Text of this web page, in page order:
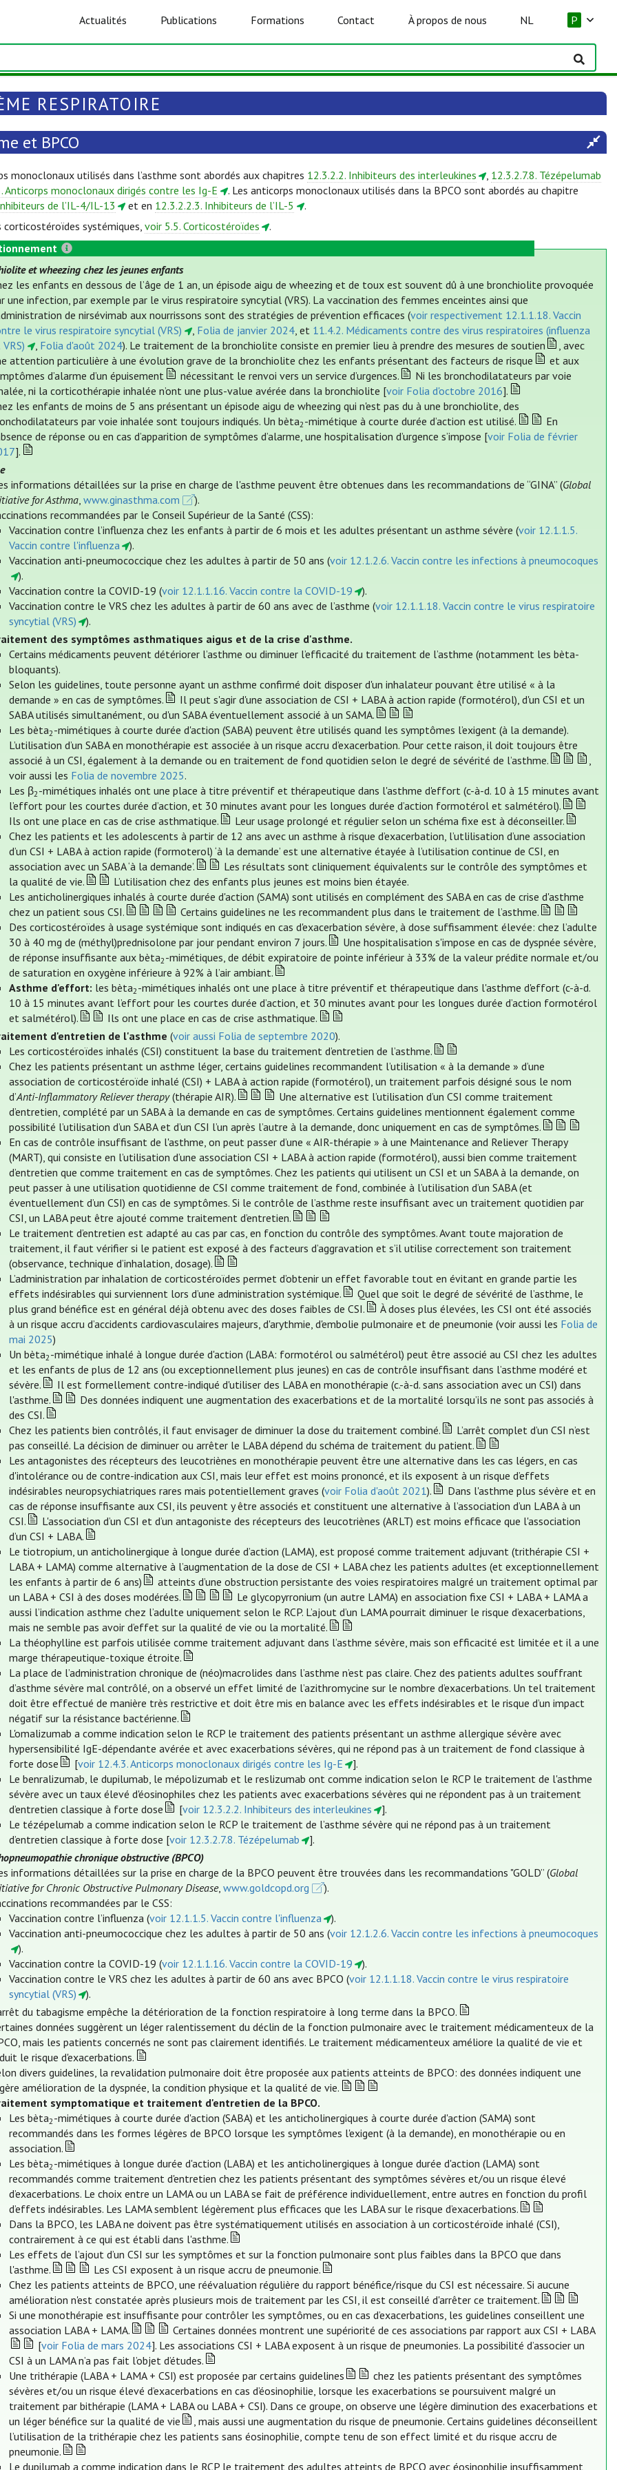
Actualités Publications Formations Contact À propos de nous NL P
RESPIRATOIRE
et BPCO
monoclonaux utilisés dans l’asthme sont abordés aux chapitres 12.3.2.2. Inhibiteurs des interleukines , 12.3.2.7.8. Tézépelumab
Anticorps monoclonaux dirigés contre les Ig-E
. Les anticorps monoclonaux utilisés dans la BPCO sont abordés au chapitre
de l’IL-4/IL-13
et en 12.3.2.2.3. Inhibiteurs de l’IL-5
.
corticostéroïdes systémiques, voir 5.5. Corticostéroïdes
.
et wheezing chez les jeunes enfants
les enfants en dessous de l’âge de 1 an, un épisode aigu de wheezing et de toux est souvent dû à une bronchiolite provoquée
une infection, par exemple par le virus respiratoire syncytial (VRS). La vaccination des femmes enceintes ainsi que
de nirsévimab aux nourrissons sont des stratégies de prévention efficaces (voir respectivement 12.1.1.18. Vaccin
le virus respiratoire syncytial (VRS)
, Folia de janvier 2024, et 11.4.2. Médicaments contre des virus respiratoires (influenza
, Folia d'août 2024). Le traitement de la bronchiolite consiste en premier lieu à prendre des mesures de soutien
, avec
attention particulière à une évolution grave de la bronchiolite chez les enfants présentant des facteurs de risque
et aux
d’alarme d’un épuisement
nécessitant le renvoi vers un service d’urgences.
Ni les bronchodilatateurs par voie
ni la corticothérapie inhalée n’ont une plus-value avérée dans la bronchiolite [voir Folia d'octobre 2016].
les enfants de moins de 5 ans présentant un épisode aigu de wheezing qui n'est pas du à une bronchiolite, des
par voie inhalée sont toujours indiqués. Un bèta2-mimétique à courte durée d’action est utilisé.
En
de réponse ou en cas d’apparition de symptômes d’alarme, une hospitalisation d’urgence s’impose [voir Folia de février
].
informations détaillées sur la prise en charge de l'asthme peuvent être obtenues dans les recommandations de “GINA” (Global
for Asthma,www.ginasthma.com
).
recommandées par le Conseil Supérieur de la Santé (CSS):
Vaccination contre l’influenza chez les enfants à partir de 6 mois et les adultes présentant un asthme sévère (voir 12.1.1.5.
Vaccin contre l'influenza
).
Vaccination anti-pneumococcique chez les adultes à partir de 50 ans (voir 12.1.2.6. Vaccin contre les infections à pneumocoques
).
Vaccination contre la COVID-19 (voir 12.1.1.16. Vaccin contre la COVID-19
).
Vaccination contre le VRS chez les adultes à partir de 60 ans avec de l’asthme (voir 12.1.1.18. Vaccin contre le virus respiratoire
syncytial (VRS)
).
des symptômes asthmatiques aigus et de la crise d'asthme.
Certains médicaments peuvent détériorer l’asthme ou diminuer l’efficacité du traitement de l’asthme (notamment les bèta-
bloquants).
Selon les guidelines, toute personne ayant un asthme confirmé doit disposer d'un inhalateur pouvant être utilisé « à la
demande » en cas de symptômes.
Il peut s'agir d'une association de CSI + LABA à action rapide (formotérol), d'un CSI et un
SABA utilisés simultanément, ou d'un SABA éventuellement associé à un SAMA.
Les bèta2-mimétiques à courte durée d'action (SABA) peuvent être utilisés quand les symptômes l’exigent (à la demande).
L’utilisation d’un SABA en monothérapie est associée à un risque accru d’exacerbation. Pour cette raison, il doit toujours être
associé à un CSI, également à la demande ou en traitement de fond quotidien selon le degré de sévérité de l’asthme.
,
voir aussi les Folia de novembre 2025.
Les β2-mimétiques inhalés ont une place à titre préventif et thérapeutique dans l'asthme d'effort (c-à-d. 10 à 15 minutes avant
l’effort pour les courtes durée d’action, et 30 minutes avant pour les longues durée d’action formotérol et salmétérol).
Ils ont une place en cas de crise asthmatique.
Leur usage prolongé et régulier selon un schéma fixe est à déconseiller.
Chez les patients et les adolescents à partir de 12 ans avec un asthme à risque d’exacerbation, l’utlilisation d’une association
d’un CSI + LABA à action rapide (formoterol) ‘à la demande’ est une alternative étayée à l’utilisation continue de CSI, en
association avec un SABA ‘à la demande’.
Les résultats sont cliniquement équivalents sur le contrôle des symptômes et
la qualité de vie.
L’utilisation chez des enfants plus jeunes est moins bien étayée.
Les anticholinergiques inhalés à courte durée d'action (SAMA) sont utilisés en complément des SABA en cas de crise d'asthme
chez un patient sous CSI.
Certains guidelines ne les recommandent plus dans le traitement de l’asthme.
Des corticostéroïdes à usage systémique sont indiqués en cas d'exacerbation sévère, à dose suffisamment élevée: chez l’adulte
30 à 40 mg de (méthyl)prednisolone par jour pendant environ 7 jours.
Une hospitalisation s'impose en cas de dyspnée sévère,
de réponse insuffisante aux bèta2-mimétiques, de débit expiratoire de pointe inférieur à 33% de la valeur prédite normale et/ou
de saturation en oxygène inférieure à 92% à l’air ambiant.
Asthme d'effort: les bèta2-mimétiques inhalés ont une place à titre préventif et thérapeutique dans l'asthme d'effort (c-à-d.
10 à 15 minutes avant l’effort pour les courtes durée d’action, et 30 minutes avant pour les longues durée d’action formotérol
et salmétérol).
Ils ont une place en cas de crise asthmatique.
d'entretien de l'asthme (voir aussi Folia de septembre 2020).
Les corticostéroïdes inhalés (CSI) constituent la base du traitement d’entretien de l’asthme.
Chez les patients présentant un asthme léger, certains guidelines recommandent l’utilisation « à la demande » d’une
association de corticostéroïde inhalé (CSI) + LABA à action rapide (formotérol), un traitement parfois désigné sous le nom
d’Anti-Inflammatory Reliever therapy(thérapie AIR).
Une alternative est l’utilisation d’un CSI comme traitement
d’entretien, complété par un SABA à la demande en cas de symptômes. Certains guidelines mentionnent également comme
possibilité l’utilisation d’un SABA et d’un CSI l’un après l’autre à la demande, donc uniquement en cas de symptômes.
En cas de contrôle insuffisant de l'asthme, on peut passer d’une « AIR-thérapie » à une Maintenance and Reliever Therapy
(MART), qui consiste en l’utilisation d’une association CSI + LABA à action rapide (formotérol), aussi bien comme traitement
d’entretien que comme traitement en cas de symptômes. Chez les patients qui utilisent un CSI et un SABA à la demande, on
peut passer à une utilisation quotidienne de CSI comme traitement de fond, combinée à l’utilisation d’un SABA (et
éventuellement d’un CSI) en cas de symptômes. Si le contrôle de l’asthme reste insuffisant avec un traitement quotidien par
CSI, un LABA peut être ajouté comme traitement d’entretien.
Le traitement d’entretien est adapté au cas par cas, en fonction du contrôle des symptômes. Avant toute majoration de
traitement, il faut vérifier si le patient est exposé à des facteurs d’aggravation et s’il utilise correctement son traitement
(observance, technique d’inhalation, dosage).
L’administration par inhalation de corticostéroïdes permet d’obtenir un effet favorable tout en évitant en grande partie les
effets indésirables qui surviennent lors d’une administration systémique.
Quel que soit le degré de sévérité de l’asthme, le
plus grand bénéfice est en général déjà obtenu avec des doses faibles de CSI.
À doses plus élevées, les CSI ont été associés
à un risque accru d’accidents cardiovasculaires majeurs, d'arythmie, d'embolie pulmonaire et de pneumonie (voir aussi les Folia de
mai 2025)
Un bèta2-mimétique inhalé à longue durée d'action (LABA: formotérol ou salmétérol) peut être associé au CSI chez les adultes
et les enfants de plus de 12 ans (ou exceptionnellement plus jeunes) en cas de contrôle insuffisant dans l’asthme modéré et
sévère.
Il est formellement contre-indiqué d'utiliser des LABA en monothérapie (c.-à-d. sans association avec un CSI) dans
l'asthme.
Des données indiquent une augmentation des exacerbations et de la mortalité lorsqu’ils ne sont pas associés à
des CSI.
Chez les patients bien contrôlés, il faut envisager de diminuer la dose du traitement combiné.
L’arrêt complet d’un CSI n’est
pas conseillé. La décision de diminuer ou arrêter le LABA dépend du schéma de traitement du patient.
Les antagonistes des récepteurs des leucotriènes en monothérapie peuvent être une alternative dans les cas légers, en cas
d'intolérance ou de contre-indication aux CSI, mais leur effet est moins prononcé, et ils exposent à un risque d’effets
indésirables neuropsychiatriques rares mais potentiellement graves (voir Folia d'août 2021).
Dans l'asthme plus sévère et en
cas de réponse insuffisante aux CSI, ils peuvent y être associés et constituent une alternative à l’association d’un LABA à un
CSI.
L'association d’un CSI et d’un antagoniste des récepteurs des leucotriènes (ARLT) est moins efficace que l'association
d’un CSI + LABA.
Le tiotropium, un anticholinergique à longue durée d’action (LAMA), est proposé comme traitement adjuvant (trithérapie CSI +
LABA + LAMA) comme alternative à l’augmentation de la dose de CSI + LABA chez les patients adultes (et exceptionnellement
les enfants à partir de 6 ans)
atteints d’une obstruction persistante des voies respiratoires malgré un traitement optimal par
un LABA + CSI à des doses modérées.
Le glycopyrronium (un autre LAMA) en association fixe CSI + LABA + LAMA a
aussi l’indication asthme chez l’adulte uniquement selon le RCP. L’ajout d’un LAMA pourrait diminuer le risque d’exacerbations,
mais ne semble pas avoir d’effet sur la qualité de vie ou la mortalité.
La théophylline est parfois utilisée comme traitement adjuvant dans l’asthme sévère, mais son efficacité est limitée et il a une
marge thérapeutique-toxique étroite.
La place de l’administration chronique de (néo)macrolides dans l’asthme n’est pas claire. Chez des patients adultes souffrant
d’asthme sévère mal contrôlé, on a observé un effet limité de l’azithromycine sur le nombre d’exacerbations. Un tel traitement
doit être effectué de manière très restrictive et doit être mis en balance avec les effets indésirables et le risque d’un impact
négatif sur la résistance bactérienne.
L'omalizumab a comme indication selon le RCP le traitement des patients présentant un asthme allergique sévère avec
hypersensibilité IgE-dépendante avérée et avec exacerbations sévères, qui ne répond pas à un traitement de fond classique à
forte dose
[voir 12.4.3. Anticorps monoclonaux dirigés contre les Ig-E
].
Le benralizumab, le dupilumab, le mépolizumab et le reslizumab ont comme indication selon le RCP le traitement de l'asthme
sévère avec un taux élevé d'éosinophiles chez les patients avec exacerbations sévères qui ne répondent pas à un traitement
d’entretien classique à forte dose
[voir 12.3.2.2. Inhibiteurs des interleukines
].
Le tézépelumab a comme indication selon le RCP le traitement de l’asthme sévère qui ne répond pas à un traitement
d’entretien classique à forte dose [voir 12.3.2.7.8. Tézépelumab
].
chronique obstructive (BPCO)
informations détaillées sur la prise en charge de la BPCO peuvent être trouvées dans les recommandations "GOLD” (Global
for Chronic Obstructive Pulmonary Disease,www.goldcopd.org
).
recommandées par le CSS:
Vaccination contre l’influenza (voir 12.1.1.5. Vaccin contre l'influenza
).
Vaccination anti-pneumococcique chez les adultes à partir de 50 ans (voir 12.1.2.6. Vaccin contre les infections à pneumocoques
).
Vaccination contre la COVID-19 (voir 12.1.1.16. Vaccin contre la COVID-19
).
Vaccination contre le VRS chez les adultes à partir de 60 ans avec BPCO (voir 12.1.1.18. Vaccin contre le virus respiratoire
syncytial (VRS)
).
du tabagisme empêche la détérioration de la fonction respiratoire à long terme dans la BPCO.
données suggèrent un léger ralentissement du déclin de la fonction pulmonaire avec le traitement médicamenteux de la
mais les patients concernés ne sont pas clairement identifiés. Le traitement médicamenteux améliore la qualité de vie et
le risque d'exacerbations.
divers guidelines, la revalidation pulmonaire doit être proposée aux patients atteints de BPCO: des données indiquent une
amélioration de la dyspnée, la condition physique et la qualité de vie.
symptomatique et traitement d'entretien de la BPCO.
Les bèta2-mimétiques à courte durée d'action (SABA) et les anticholinergiques à courte durée d'action (SAMA) sont
recommandés dans les formes légères de BPCO lorsque les symptômes l'exigent (à la demande), en monothérapie ou en
association.
Les bèta2-mimétiques à longue durée d'action (LABA) et les anticholinergiques à longue durée d'action (LAMA) sont
recommandés comme traitement d'entretien chez les patients présentant des symptômes sévères et/ou un risque élevé
d’exacerbations. Le choix entre un LAMA ou un LABA se fait de préférence individuellement, entre autres en fonction du profil
d’effets indésirables. Les LAMA semblent légèrement plus efficaces que les LABA sur le risque d’exacerbations.
Dans la BPCO, les LABA ne doivent pas être systématiquement utilisés en association à un corticostéroïde inhalé (CSI),
contrairement à ce qui est établi dans l'asthme.
Les effets de l’ajout d’un CSI sur les symptômes et sur la fonction pulmonaire sont plus faibles dans la BPCO que dans
l'asthme.
Les CSI exposent à un risque accru de pneumonie.
Chez les patients atteints de BPCO, une réévaluation régulière du rapport bénéfice/risque du CSI est nécessaire. Si aucune
amélioration n'est constatée après plusieurs mois de traitement par les CSI, il est conseillé d'arrêter ce traitement.
Si une monothérapie est insuffisante pour contrôler les symptômes, ou en cas d’exacerbations, les guidelines conseillent une
association LABA + LAMA.
Certaines données montrent une supériorité de ces associations par rapport aux CSI + LABA
[voir Folia de mars 2024]. Les associations CSI + LABA exposent à un risque de pneumonies. La possibilité d’associer un
CSI à un LAMA n’a pas fait l’objet d’études.
Une trithérapie (LABA + LAMA + CSI) est proposée par certains guidelines
chez les patients présentant des symptômes
sévères et/ou un risque élevé d’exacerbations en cas d’éosinophilie, lorsque les exacerbations se poursuivent malgré un
traitement par bithérapie (LAMA + LABA ou LABA + CSI). Dans ce groupe, on observe une légère diminution des exacerbations et
un léger bénéfice sur la qualité de vie
, mais aussi une augmentation du risque de pneumonie. Certains guidelines déconseillent
l’utilisation de la trithérapie chez les patients sans éosinophilie, compte tenu de son effect limité et du risque accru de
pneumonie.
Le dupilumab a comme indication dans le RCP le traitement des adultes atteints de BPCO avec éosinophilie insuffisamment